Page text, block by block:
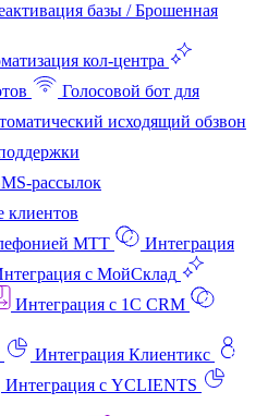
базы / Брошенная
кол‑центра
Голосовой бот для
исходящий обзвон
рассылок
клиентов
МТТ
Интеграция
с МойСклад
Интеграция с 1C CRM
Интеграция Клиентикс
Интеграция с YCLIENTS